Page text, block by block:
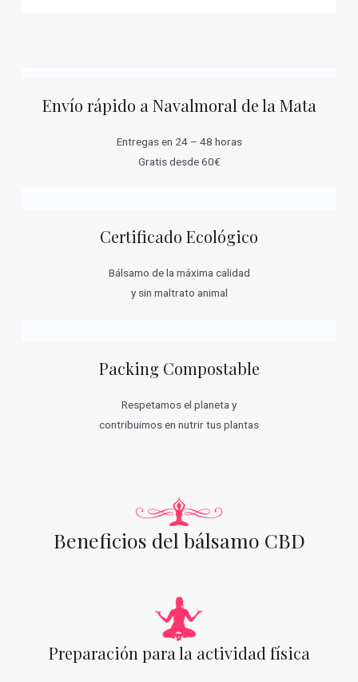
Envío rápido a Navalmoral de la Mata
Entregas en 24 – 48 horas
Gratis desde 60€
Certificado Ecológico
Bálsamo de la máxima calidad
y sin maltrato animal
Packing Compostable
Respetamos el planeta y
contribuimos en nutrir tus plantas
Beneficios del bálsamo CBD
Preparación para la actividad física